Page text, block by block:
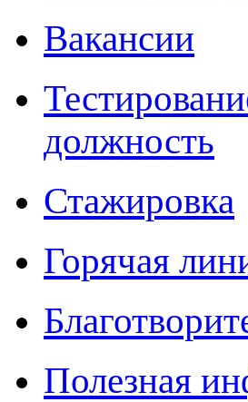
Вакансии
должность
Стажировка
Горячая
Полезная